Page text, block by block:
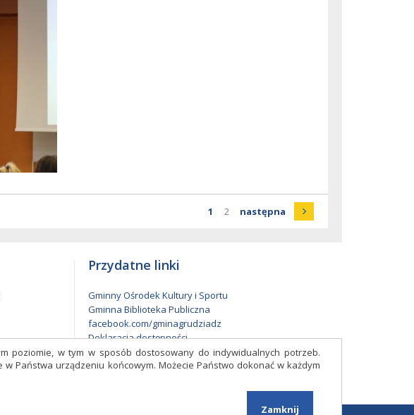
poziomie, w tym w sposób dostosowany do indywidualnych potrzeb.
Państwa urządzeniu końcowym. Możecie Państwo dokonać w każdym
Zamknij
Strona
Strona
1 Strona
2 następna strona
Przydatne linki
Gminny Ośrodek Kultury i Sportu
Gminna Biblioteka Publiczna
facebook.com/gminagrudziadz
Deklaracja dostępności